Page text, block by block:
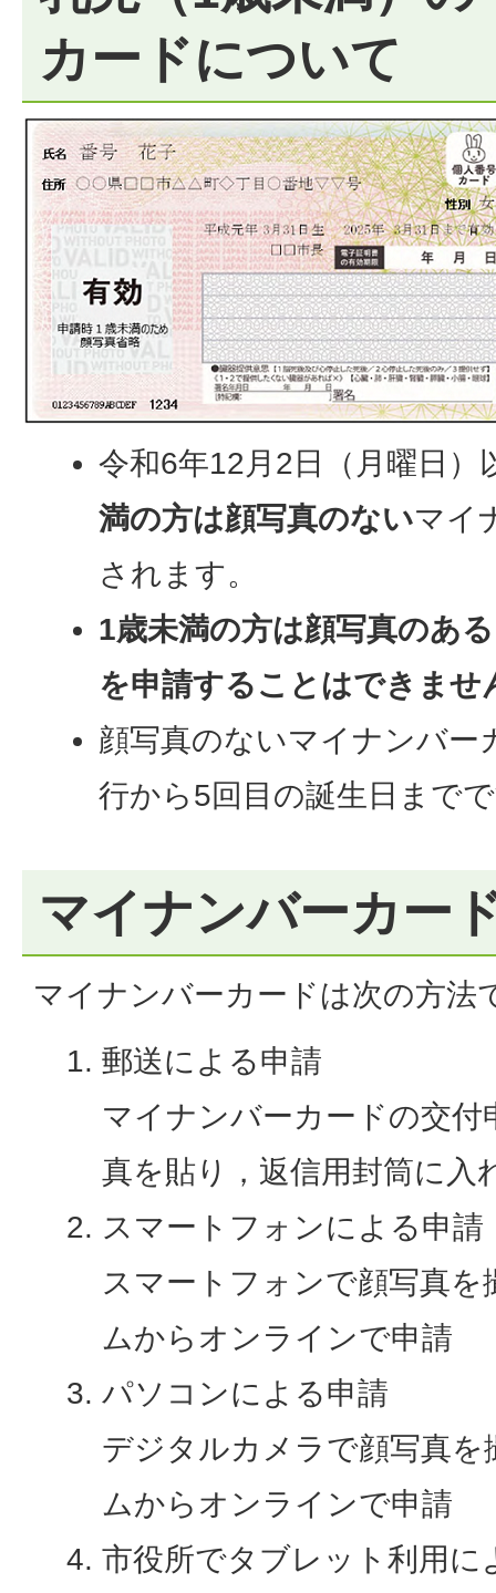
カードについて
令和6年12月2日（月曜日）
満の方は顔写真のないマイ
されます。
1歳未満の方は顔写真のあ
を申請することはできませ
顔写真のないマイナンバー
行から5回目の誕生日まで
マイナンバーカー
マイナンバーカードは次の方法
郵送による申請
マイナンバーカードの交付
真を貼り，返信用封筒に入
スマートフォンによる申請
スマートフォンで顔写真
ムからオンラインで申請
パソコンによる申請
デジタルカメラで顔写真を
ムからオンラインで申請
市役所でタブレット利用に